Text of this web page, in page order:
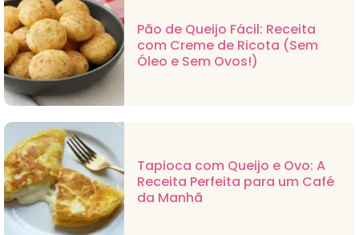
Pão de Queijo Fácil: Receita
com Creme de Ricota (Sem
Óleo e Sem Ovos!)
Tapioca com Queijo e Ovo: A
Receita Perfeita para um Café
da Manhã